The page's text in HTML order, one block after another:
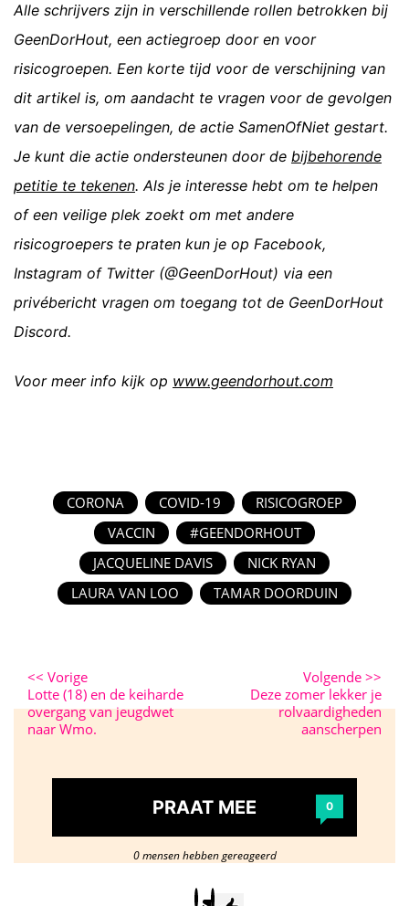
Alle schrijvers zijn in verschillende rollen betrokken bij
GeenDorHout, een actiegroep door en voor
risicogroepen. Een korte tijd voor de verschijning van
dit artikel is, om aandacht te vragen voor de gevolgen
van de versoepelingen, de actie SamenOfNiet gestart.
Je kunt die actie ondersteunen door de bijbehorende
petitie te tekenen. Als je interesse hebt om te helpen
of een veilige plek zoekt om met andere
risicogroepers te praten kun je op Facebook,
Instagram of Twitter (@GeenDorHout) via een
privébericht vragen om toegang tot de GeenDorHout
Discord.
Voor meer info kijk op www.geendorhout.com
CORONA COVID-19
RISICOGROEP
VACCIN
#GEENDORHOUT
JACQUELINE DAVIS
NICK RYAN
LAURA VAN LOO
TAMAR DOORDUIN
<< Vorige
Lotte (18) en de keiharde
overgang van jeugdwet
naar Wmo.
Volgende >>
Deze zomer lekker je
rolvaardigheden
aanscherpen
PRAAT MEE 0
0 mensen hebben gereageerd